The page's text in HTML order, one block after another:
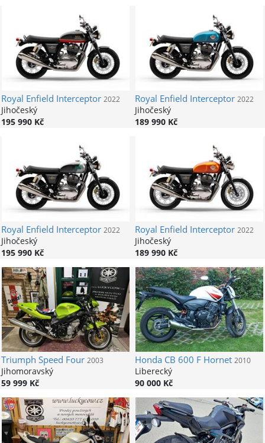
Royal Enfield Interceptor 2022
Jihočeský
195 990 Kč
Royal Enfield Interceptor 2022
Jihočeský
189 990 Kč
Royal Enfield Interceptor 2022
Jihočeský
195 990 Kč
Royal Enfield Interceptor 2022
Jihočeský
189 990 Kč
Triumph Speed Four 2003
Jihomoravský
59 999 Kč
HondaCB 600 F Hornet 2010
Liberecký
90 000 Kč